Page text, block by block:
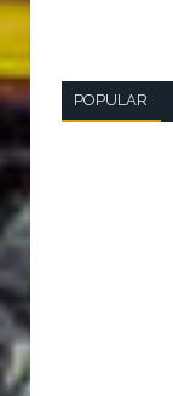
POPULAR